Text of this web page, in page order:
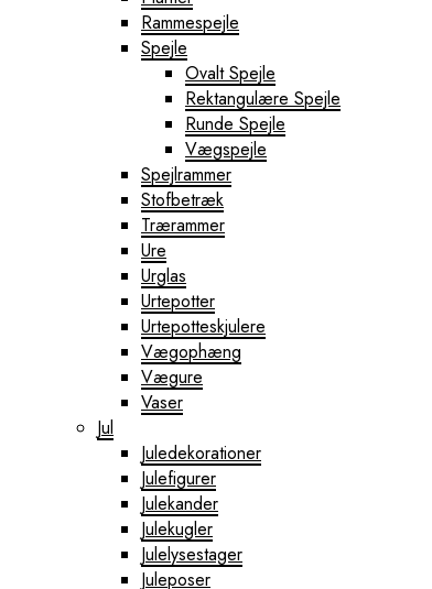
Rammespejle
Spejle
Ovalt Spejle
Rektangulære Spejle
Runde Spejle
Vægspejle
Spejlrammer
Stofbetræk
Trærammer
Ure
Urglas
Urtepotter
Urtepotteskjulere
Vægophæng
Vægure
Vaser
Jul
Juledekorationer
Julefigurer
Julekander
Julekugler
Julelysestager
Juleposer